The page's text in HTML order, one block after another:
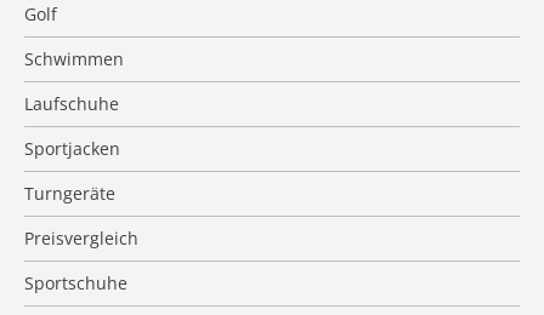
Golf
Schwimmen
Laufschuhe
Sportjacken
Turngeräte
Preisvergleich
Sportschuhe